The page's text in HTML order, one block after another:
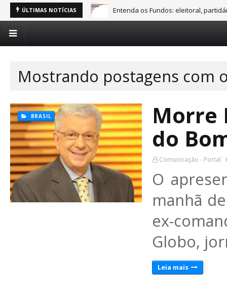
ÚLTIMAS NOTÍCIAS Entenda os Fundos: eleitoral,
Mostrando postagens com
BRASIL
Morre
do
Comunicação - Portal
O
manhã
ex-
Globo,
Leia mais